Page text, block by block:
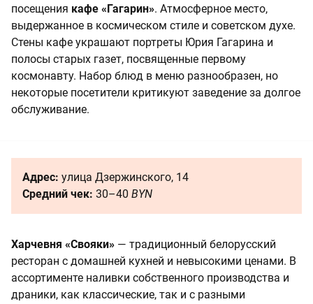
посещения кафе «Гагарин». Атмосферное место,
выдержанное в космическом стиле и советском духе.
Стены кафе украшают портреты Юрия Гагарина и
полосы старых газет, посвященные первому
космонавту. Набор блюд в меню разнообразен, но
некоторые посетители критикуют заведение за долгое
обслуживание.
Адрес: улица Дзержинского, 14
Средний чек: 30–40 BYN
Харчевня «Свояки» — традиционный белорусский
ресторан с домашней кухней и невысокими ценами. В
ассортименте наливки собственного производства и
драники, как классические, так и с разными